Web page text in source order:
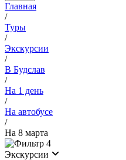
Главная
/
Туры
/
Экскурсии
/
В Будслав
/
На 1 день
/
На автобусе
/
На 8 марта
4
Экскурсии